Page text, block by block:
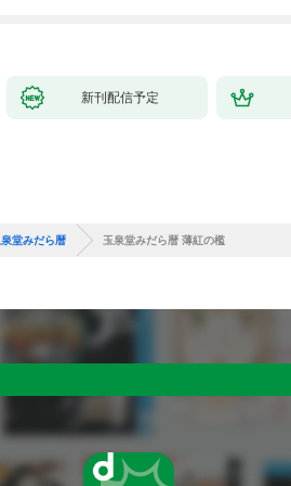
新刊配信予定
堂みだら暦 玉泉堂みだら暦 薄紅の檻